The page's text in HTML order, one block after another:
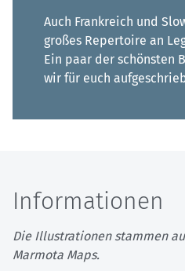
Auch Frankreich und
großes Repertoire an
Ein paar der schönsten
wir für euch
Informationen
Die Illustrationen stammen
Marmota Maps.